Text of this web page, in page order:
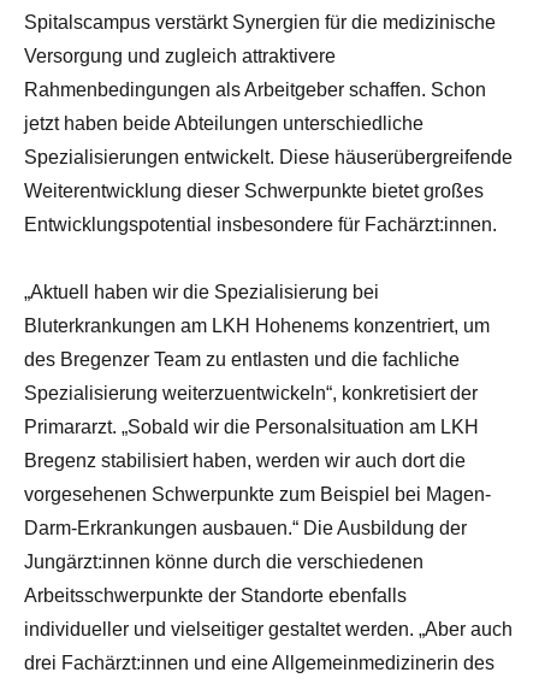
Spitalscampus verstärkt Synergien für die medizinische
Versorgung und zugleich attraktivere
Rahmenbedingungen als Arbeitgeber schaffen. Schon
jetzt haben beide Abteilungen unterschiedliche
Spezialisierungen entwickelt. Diese häuserübergreifende
Weiterentwicklung dieser Schwerpunkte bietet großes
Entwicklungspotential insbesondere für Fachärzt:innen.
„Aktuell haben wir die Spezialisierung bei
Bluterkrankungen am LKH Hohenems konzentriert, um
des Bregenzer Team zu entlasten und die fachliche
Spezialisierung weiterzuentwickeln“, konkretisiert der
Primararzt. „Sobald wir die Personalsituation am LKH
Bregenz stabilisiert haben, werden wir auch dort die
vorgesehenen Schwerpunkte zum Beispiel bei Magen-
Darm-Erkrankungen ausbauen.“ Die Ausbildung der
Jungärzt:innen könne durch die verschiedenen
Arbeitsschwerpunkte der Standorte ebenfalls
individueller und vielseitiger gestaltet werden. „Aber auch
drei Fachärzt:innen und eine Allgemeinmedizinerin des